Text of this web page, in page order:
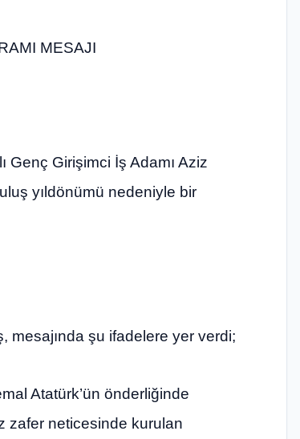
MESAJI
Genç Girişimci İş Adamı Aziz
yıldönümü nedeniyle bir
mesajında şu ifadelere yer verdi;
Atatürk’ün önderliğinde
zafer neticesinde kurulan